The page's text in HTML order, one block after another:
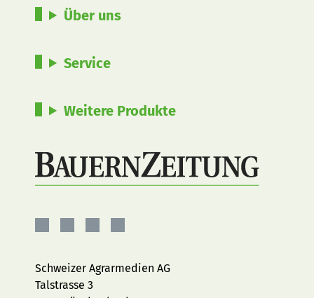
Über uns
Service
Weitere Produkte
Facebook
Instagram
YouTubeLinkedIn
Schweizer Agrarmedien AG
Talstrasse 3